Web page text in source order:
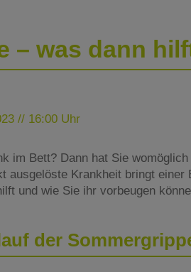
– was dann
// 16:00 Uhr
im Bett? Dann hat Sie
ausgelöste Krankheit bringt einer
und wie Sie ihr vorbeugen
der